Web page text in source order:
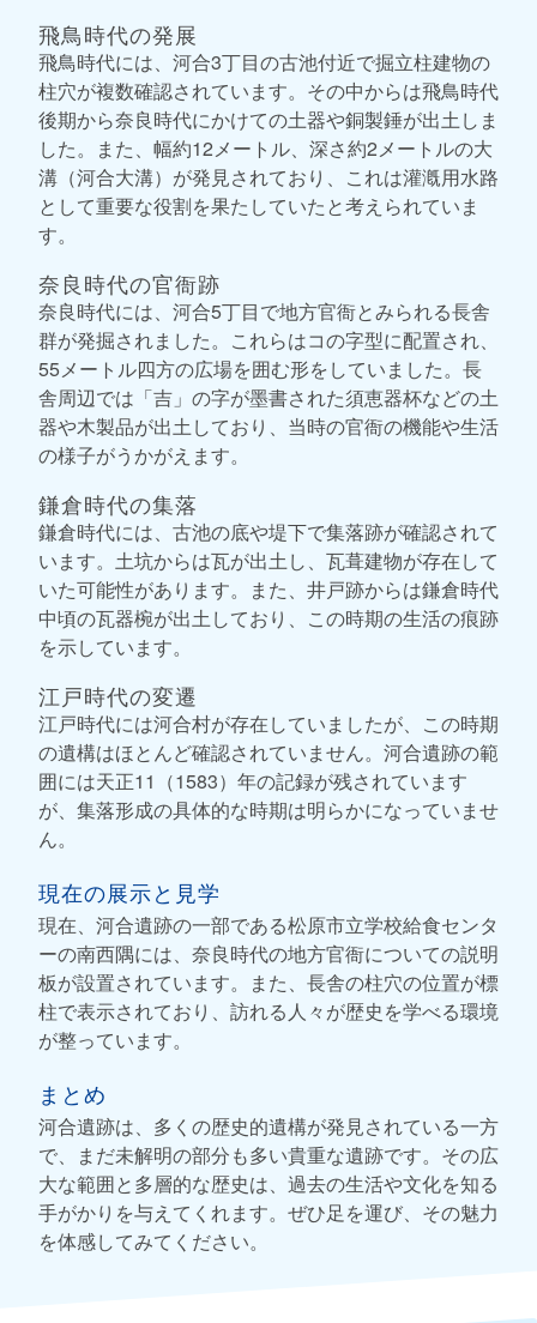
飛鳥時代の発展
飛鳥時代には、河合3丁目の古池付近で掘立柱建物の
柱穴が複数確認されています。その中からは飛鳥時代
後期から奈良時代にかけての土器や銅製錘が出土しま
した。また、幅約12メートル、深さ約2メートルの大
溝（河合大溝）が発見されており、これは灌漑用水路
として重要な役割を果たしていたと考えられていま
す。
奈良時代の官衙跡
奈良時代には、河合5丁目で地方官衙とみられる長舎
群が発掘されました。これらはコの字型に配置され、
55メートル四方の広場を囲む形をしていました。長
舎周辺では「吉」の字が墨書された須恵器杯などの土
器や木製品が出土しており、当時の官衙の機能や生活
の様子がうかがえます。
鎌倉時代の集落
鎌倉時代には、古池の底や堤下で集落跡が確認されて
います。土坑からは瓦が出土し、瓦葺建物が存在して
いた可能性があります。また、井戸跡からは鎌倉時代
中頃の瓦器椀が出土しており、この時期の生活の痕跡
を示しています。
江戸時代の変遷
江戸時代には河合村が存在していましたが、この時期
の遺構はほとんど確認されていません。河合遺跡の範
囲には天正11（1583）年の記録が残されています
が、集落形成の具体的な時期は明らかになっていませ
ん。
現在の展示と見学
現在、河合遺跡の一部である松原市立学校給食センタ
ーの南西隅には、奈良時代の地方官衙についての説明
板が設置されています。また、長舎の柱穴の位置が標
柱で表示されており、訪れる人々が歴史を学べる環境
が整っています。
まとめ
河合遺跡は、多くの歴史的遺構が発見されている一方
で、まだ未解明の部分も多い貴重な遺跡です。その広
大な範囲と多層的な歴史は、過去の生活や文化を知る
手がかりを与えてくれます。ぜひ足を運び、その魅力
を体感してみてください。